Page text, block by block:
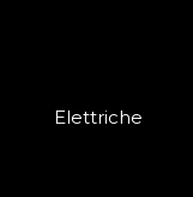
Elettriche